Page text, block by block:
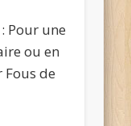
: Pour une
ou en
de